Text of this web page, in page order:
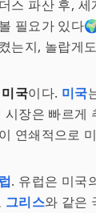
스 파산 후,
필요가 있다
는지, 놀랍게
미국이다. 미국
시장은 빠르
연쇄적으로
. 유럽은 미국
그리스와 같은